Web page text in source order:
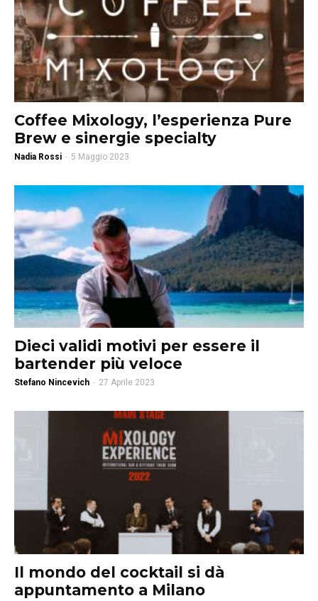
Coffee Mixology, l’esperienza Pure
Brew e sinergie specialty
Nadia Rossi - 5 Maggio 2023
Dieci validi motivi per essere il
bartender più veloce
Stefano Nincevich - 27 Aprile 2023
Il mondo del cocktail si dà
appuntamento a Milano